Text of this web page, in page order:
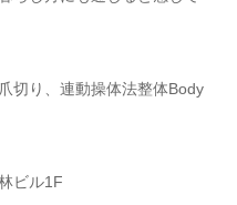
切り、連動操体法整体Body
ビル1F